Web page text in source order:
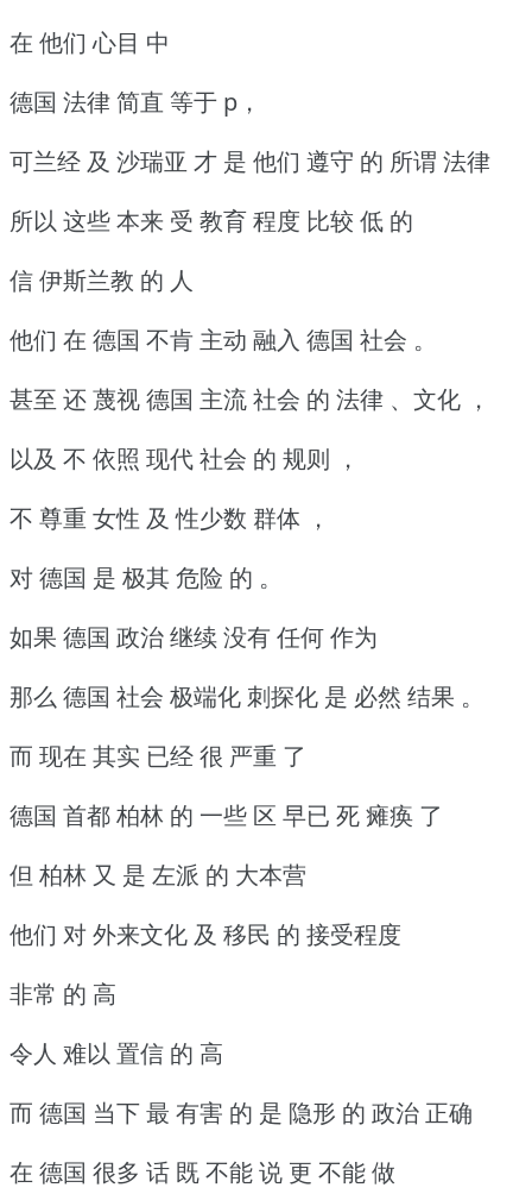
在 他们 心目 中
德国 法律 简直 等于 p，
可兰经 及 沙瑞亚 才 是 他们 遵守 的 所谓 法律
所以 这些 本来 受 教育 程度 比较 低 的
信 伊斯兰教 的 人
他们 在 德国 不肯 主动 融入 德国 社会 。
甚至 还 蔑视 德国 主流 社会 的 法律 、文化 ，
以及 不 依照 现代 社会 的 规则 ，
不 尊重 女性 及 性少数 群体 ，
对 德国 是 极其 危险 的 。
如果 德国 政治 继续 没有 任何 作为
那么 德国 社会 极端化 刺探化 是 必然 结果 。
而 现在 其实 已经 很 严重 了
德国 首都 柏林 的 一些 区 早已 死 瘫痪 了
但 柏林 又 是 左派 的 大本营
他们 对 外来文化 及 移民 的 接受程度
非常 的 高
令人 难以 置信 的 高
而 德国 当下 最 有害 的 是 隐形 的 政治 正确
在 德国 很多 话 既 不能 说 更 不能 做